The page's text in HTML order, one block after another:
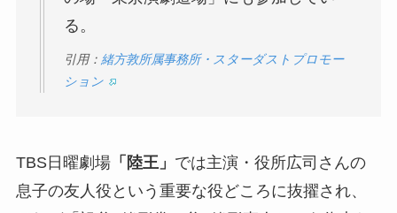
る。
引用： 緒方敦所属事務所・スターダストプロモー
ション
TBS日曜劇場「陸王」 では主演・役所広司さんの
息子の友人役という重要な役どころに抜擢され、